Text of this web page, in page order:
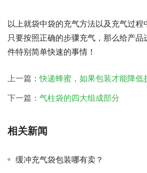
以上就袋中袋的充气方法以及充气过程
只要按照正确的步骤充气，那么给产品
件特别简单快速的事情！
上一篇：快递蜂蜜，如果包装才能降低
下一篇： 气柱袋的四大组成部分
相关新闻
缓冲充气袋包装哪有卖？